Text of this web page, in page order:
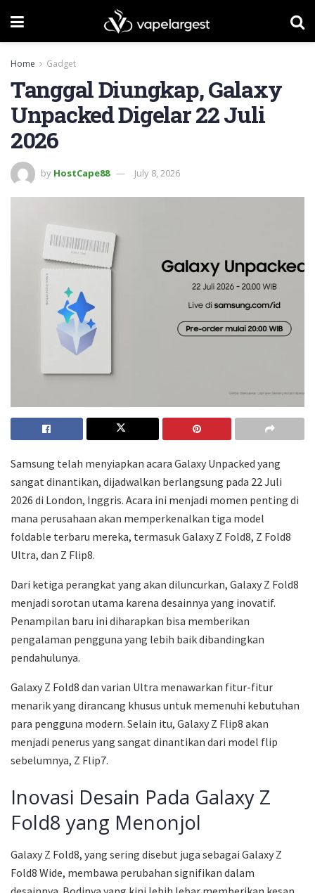
Home Gadget
Tanggal Diungkap, Galaxy
Unpacked Digelar 22 Juli
2026
by HostCape88 July 8, 2026
Samsung telah menyiapkan acara Galaxy Unpacked yang
sangat dinantikan, dijadwalkan berlangsung pada 22 Juli
2026 di London, Inggris. Acara ini menjadi momen penting di
mana perusahaan akan memperkenalkan tiga model
foldable terbaru mereka, termasuk Galaxy Z Fold8, Z Fold8
Ultra, dan Z Flip8.
Dari ketiga perangkat yang akan diluncurkan, Galaxy Z Fold8
menjadi sorotan utama karena desainnya yang inovatif.
Penampilan baru ini diharapkan bisa memberikan
pengalaman pengguna yang lebih baik dibandingkan
pendahulunya.
Galaxy Z Fold8 dan varian Ultra menawarkan fitur-fitur
menarik yang dirancang khusus untuk memenuhi kebutuhan
para pengguna modern. Selain itu, Galaxy Z Flip8 akan
menjadi penerus yang sangat dinantikan dari model flip
sebelumnya, Z Flip7.
Inovasi Desain Pada Galaxy Z
Fold8 yang Menonjol
Galaxy Z Fold8, yang sering disebut juga sebagai Galaxy Z
Fold8 Wide, membawa perubahan signifikan dalam